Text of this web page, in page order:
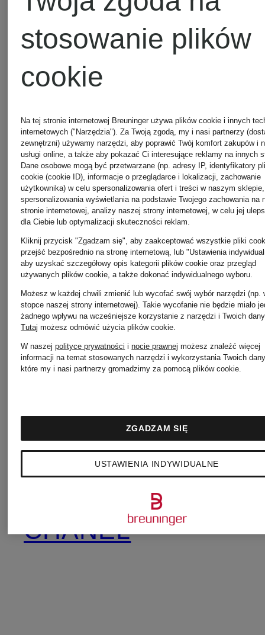
Obuwie
GUCCI
męskie
Odzież
oui
Odzież
PAS
NORMAL
OKULARY
CHANEL
shopper
LOEWE
Torebki
TOD'S
na szyję i
zawieszki
TIFFANY
& Co.
stosowanie plików
cookie
Na tej stronie internetowej Breuninger używa plików cookie i innych
internetowych ("Narzędzia"). Za Twoją zgodą, my i nasi partnerzy
zewnętrzni) używamy narzędzi, aby poprawić Twój komfort zakupów i
usługi online, a także aby pokazać Ci interesujące reklamy na innych
Dane osobowe mogą być przetwarzane (np. adresy IP, identyfikatory
cookie (cookie ID), informacje o przeglądarce i lokalizacji, zachowanie
użytkownika) w celu spersonalizowania ofert i treści w naszym sklepie,
spersonalizowania wyświetlania na podstawie Twojego zachowania na
stronie internetowej, analizy naszej strony internetowej, w celu jej
dla Ciebie lub optymalizacji skuteczności reklam.
Kliknij przycisk "Zgadzam się", aby zaakceptować wszystkie pliki
przejść bezpośrednio na stronę internetową, lub "Ustawienia
aby uzyskać szczegółowy opis kategorii plików cookie oraz przegląd
używanych plików cookie, a także dokonać indywidualnego wyboru.
Możesz w każdej chwili zmienić lub wycofać swój wybór narzędzi (np.
stopce naszej strony internetowej). Takie wycofanie nie będzie miało
żadnego wpływu na wcześniejsze korzystanie z narzędzi i Twoich
Tutaj możesz odmówić użycia plików cookie.
W naszejpolityce prywatności inocie prawnej możesz znaleźć więcej
informacji na temat stosowanych narzędzi i wykorzystania Twoich
które my i nasi partnerzy gromadzimy za pomocą plików cookie.
USTAWIENIA INDYWIDUALNE
ZGADZAM SIĘ